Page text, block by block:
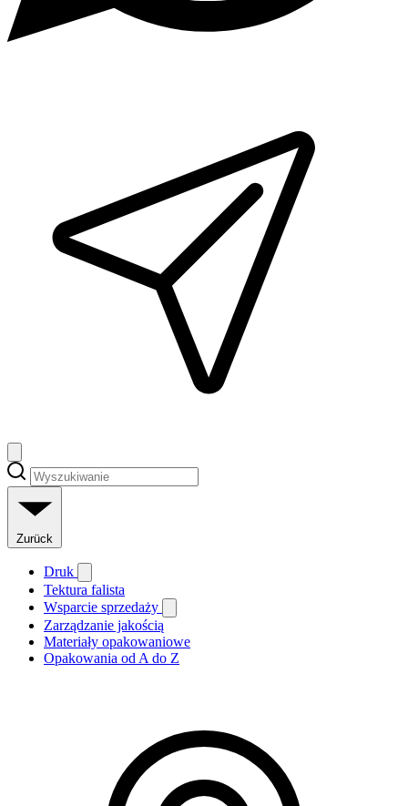
Zurück
Druk
Tektura falista
Wsparcie sprzedaży
Zarządzanie jakością
Materiały opakowaniowe
Opakowania od A do Z